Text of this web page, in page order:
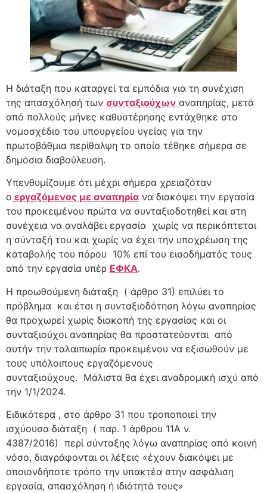
Η διάταξη που καταργεί τα εμπόδια για τη συνέχιση
της απασχόλησή των συνταξιούχων αναπηρίας, μετά
από πολλούς μήνες καθυστέρησης εντάχθηκε στο
νομοσχέδιο του υπουργείου υγείας για την
πρωτοβάθμια περίθαλψη το οποίο τέθηκε σήμερα σε
δημόσια διαβούλευση.
Υπενθυμίζουμε ότι μέχρι σήμερα χρειαζόταν
ο εργαζόμενος με αναπηρία να διακόψει την εργασία
του προκειμένου πρώτα να συνταξιοδοτηθεί και στη
συνέχεια να αναλάβει εργασία χωρίς να περικόπτεται
η σύνταξή του και χωρίς να έχει την υποχρέωση της
καταβολής του πόρου 10% επί του εισοδήματός τους
από την εργασία υπέρ ΕΦΚΑ.
Η προωθούμενη διάταξη ( άρθρο 31) επιλύει το
πρόβλημα και έτσι η συνταξιοδότηση λόγω αναπηρίας
θα προχωρεί χωρίς διακοπή της εργασίας και οι
συνταξιούχοι αναπηρίας θα προστατεύονται από
αυτήν την ταλαιπωρία προκειμένου να εξισωθούν με
τους υπόλοιπους εργαζόμενους
συνταξιούχους. Μάλιστα θα έχει αναδρομική ισχύ από
την 1/1/2024.
Ειδικότερα , στο άρθρο 31 που τροποποιεί την
ισχύουσα διάταξη ( παρ. 1 άρθρου 11Α ν.
4387/2016) περί σύνταξης λόγω αναπηρίας από κοινή
νόσο, διαγράφονται οι λέξεις «έχουν διακόψει με
οποιονδήποτε τρόπο την υπακτέα στην ασφάλιση
εργασία, απασχόληση ή ιδιότητά τους»